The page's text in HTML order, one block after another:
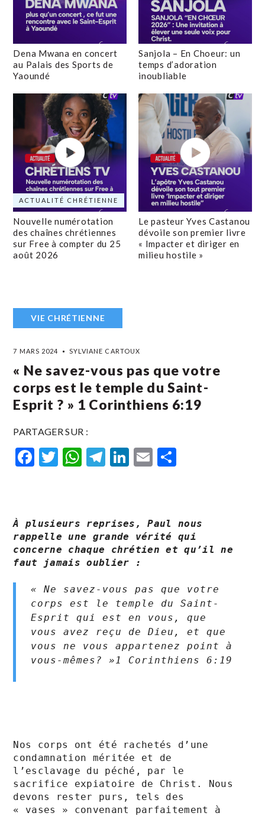
Dena Mwana en concert
au Palais des Sports de
Yaoundé
Sanjola – En Choeur: un
temps d’adoration
inoubliable
ACTUALITÉ CHRÉTIENNE
Nouvelle numérotation
des chaînes chrétiennes
sur Free à compter du 25
août 2026
Le pasteur Yves Castanou
dévoile son premier livre
« Impacter et diriger en
milieu hostile »
VIE CHRÉTIENNE
7 MARS 2024 SYLVIANE CARTOUX
« Ne savez-vous pas que votre
corps est le temple du Saint-
Esprit ? » 1 Corinthiens‬ ‭6‬:‭19‬ ‭
PARTAGER SUR :
Facebook
Twitter
WhatsApp
Telegram
LinkedIn
Email
À plusieurs reprises, Paul nous
rappelle une grande vérité qui
concerne chaque chrétien et qu’il ne
faut jamais oublier :
« Ne savez-vous pas que votre
corps est le temple du Saint-
Esprit qui est en vous, que
vous avez reçu de Dieu, et que
vous ne vous appartenez point à
vous-mêmes? »‭‭1 Corinthiens‬ ‭6‬:‭19‬
Nos corps ont été rachetés d’une
condamnation méritée et de
l’esclavage du péché, par le
sacrifice expiatoire de Christ. Nous
devons rester purs, tels des
« vases » convenant parfaitement à